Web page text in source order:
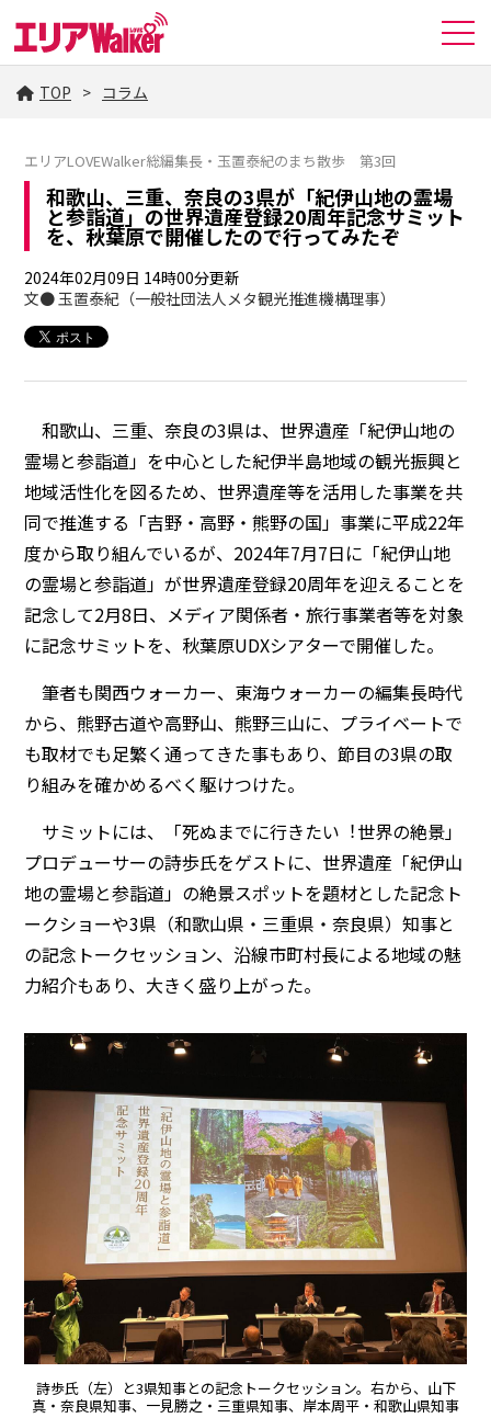
TOP コラム
エリアLOVEWalker総編集長・玉置泰紀のまち散歩 第3回
和歌山、三重、奈良の3県が「紀伊山地の霊場
と参詣道」の世界遺産登録20周年記念サミット
を、秋葉原で開催したので行ってみたぞ
2024年02月09日 14時00分更新
文● 玉置泰紀（一般社団法人メタ観光推進機構理事）
和歌山、三重、奈良の3県は、世界遺産「紀伊山地の
霊場と参詣道」を中心とした紀伊半島地域の観光振興と
地域活性化を図るため、世界遺産等を活用した事業を共
同で推進する「吉野・高野・熊野の国」事業に平成22年
度から取り組んでいるが、2024年7月7日に「紀伊山地
の霊場と参詣道」が世界遺産登録20周年を迎えることを
記念して2月8日、メディア関係者・旅行事業者等を対象
に記念サミットを、秋葉原UDXシアターで開催した。
筆者も関西ウォーカー、東海ウォーカーの編集長時代
から、熊野古道や高野山、熊野三山に、プライベートで
も取材でも足繁く通ってきた事もあり、節目の3県の取
り組みを確かめるべく駆けつけた。
サミットには、「死ぬまでに行きたい︕世界の絶景」
プロデューサーの詩歩氏をゲストに、世界遺産「紀伊山
地の霊場と参詣道」の絶景スポットを題材とした記念ト
ークショーや3県（和歌山県・三重県・奈良県）知事と
の記念トークセッション、沿線市町村長による地域の魅
力紹介もあり、大きく盛り上がった。
詩歩氏（左）と3県知事との記念トークセッション。右から、山下
真・奈良県知事、一見勝之・三重県知事、岸本周平・和歌山県知事